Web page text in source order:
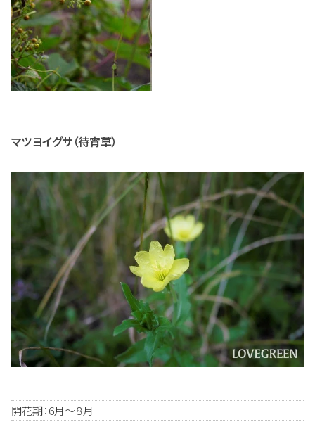
マツヨイグサ（待宵草）
開花期：6月～８月